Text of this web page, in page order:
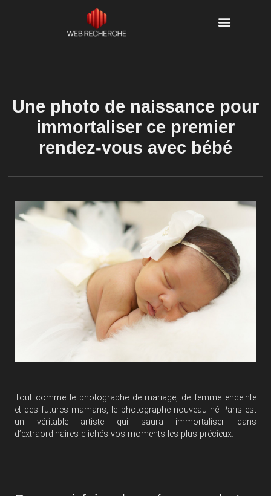
Une photo de naissance pour
immortaliser ce premier
rendez-vous avec bébé
Tout comme le photographe de mariage, de femme enceinte
et des futures mamans, le photographe nouveau né Paris est
un véritable artiste qui saura immortaliser dans
d’extraordinaires clichés vos moments les plus précieux.